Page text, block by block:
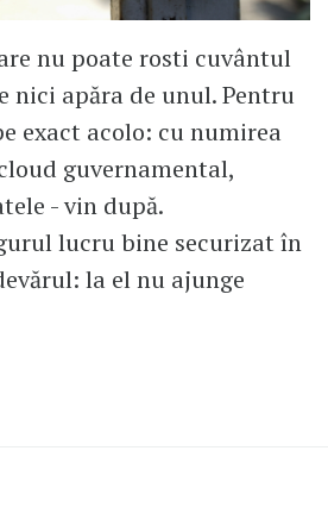
nu poate rosti cuvântul
nici apăra de unul. Pentru
exact acolo: cu numirea
guvernamental,
- vin după.
lucru bine securizat în
la el nu ajunge